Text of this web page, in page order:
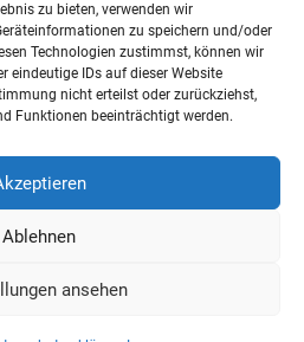
zu bieten, verwenden wir
zu speichern und/oder
Technologien zustimmst, können wir
eindeutige IDs auf dieser Website
nicht erteilst oder zurückziehst,
Funktionen beeinträchtigt werden.
Ablehnen
ansehen
Rhein Rheinland-Pfalz Russland
Shoppingcenter Thüringen
Österreich